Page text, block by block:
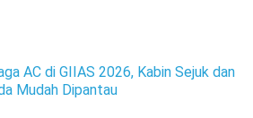
AC di GIIAS 2026, Kabin Sejuk dan
Mudah Dipantau